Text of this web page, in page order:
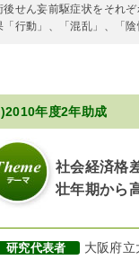
後せん妄前駆症状をそれ
「行動」、「混乱」、「
年度2年助成
社会経済格
壮年期から
研究代表者 大阪府